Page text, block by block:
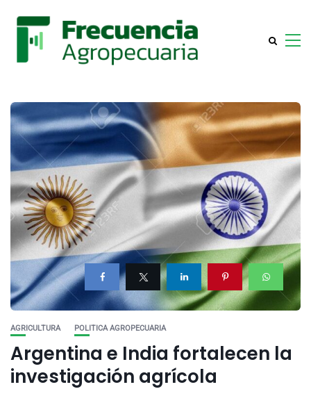
AGRICULTURA POLITICA AGROPECUARIA
Argentina e India fortalecen la
investigación agrícola